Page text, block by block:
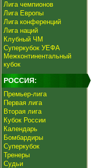
Лига чемпионов
Лига Европы
Лига конференций
Лига наций
Клубный ЧМ
Суперкубок УЕФА
Межконтинентальный
кубок
РОССИЯ:
Премьер-лига
Первая лига
Вторая лига
Кубок России
Календарь
Бомбардиры
Суперкубок
Тренеры
Судьи